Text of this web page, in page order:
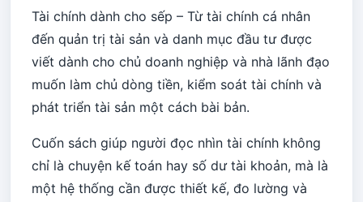
Tài chính dành cho sếp – Từ tài chính cá nhân
đến quản trị tài sản và danh mục đầu tư được
viết dành cho chủ doanh nghiệp và nhà lãnh đạo
muốn làm chủ dòng tiền, kiểm soát tài chính và
phát triển tài sản một cách bài bản.
Cuốn sách giúp người đọc nhìn tài chính không
chỉ là chuyện kế toán hay số dư tài khoản, mà là
một hệ thống cần được thiết kế, đo lường và